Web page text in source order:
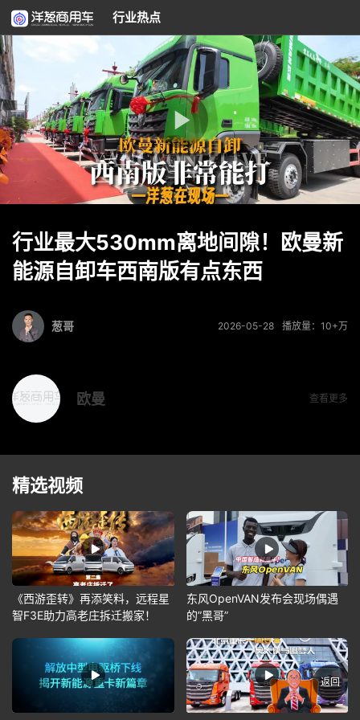
行业热点
行业最大530mm离地间隙！欧曼新
能源自卸车西南版有点东西
播放量：10+万
2026-05-28
葱哥
欧曼 查看更多
精选视频
《西游歪转》再添笑料，远程星
智F3E助力高老庄拆迁搬家！
东风OpenVAN发布会现场偶遇
的”黑哥”
返回